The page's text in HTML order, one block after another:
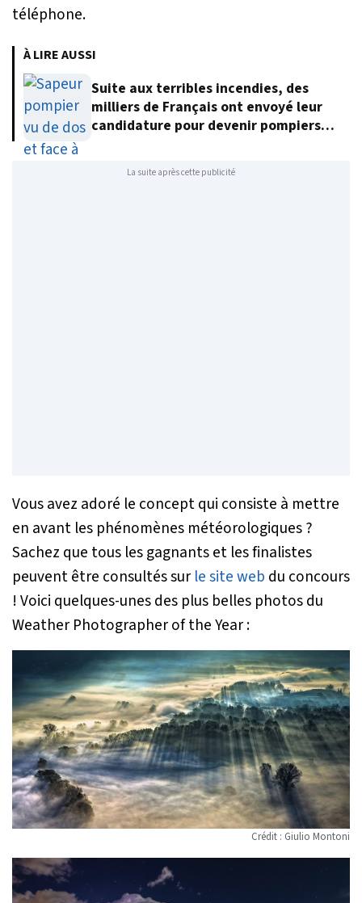
téléphone.
À LIRE AUSSI
Suite aux terribles incendies, des
milliers de Français ont envoyé leur
candidature pour devenir pompiers
La suite après cette publicité
Vous avez adoré le concept qui consiste à mettre
en avant les phénomènes météorologiques ?
Sachez que tous les gagnants et les finalistes
peuvent être consultés sur le site web du concours
! Voici quelques-unes des plus belles photos du
Weather Photographer of the Year :
Crédit : Giulio Montoni